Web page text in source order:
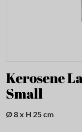
Kerosene
Small
Ø 8 x H 25 cm